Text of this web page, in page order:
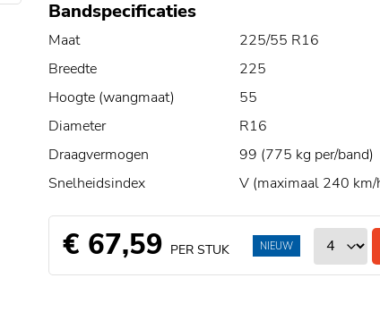
Bandspecificaties
Maat
225/55 R16
Breedte
225
Hoogte (wangmaat)
55
Diameter
R16
Draagvermogen
99 (775 kg per/band)
Snelheidsindex
V (maximaal 240 km/
€ 67,59 PER STUK NIEUW